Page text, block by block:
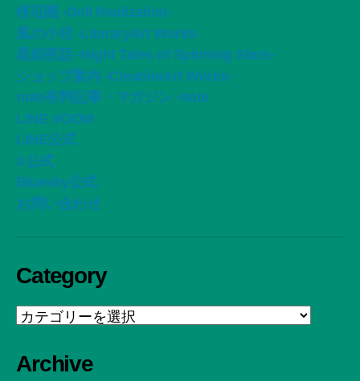
桜荘園 -Doll Realization-
風の小径 -LiteraryArt Works-
星紡夜話 -Night Tales of Spinning Stars-
ショップ案内 -CreativeArt Works-
note有料記事・マガジン -note
LINE VOOM
LINE公式
X公式
Bluesky公式
お問い合わせ
Category
Category
Archive